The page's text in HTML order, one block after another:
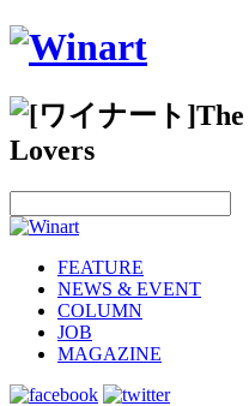
FEATURE
NEWS & EVENT
COLUMN
JOB
MAGAZINE